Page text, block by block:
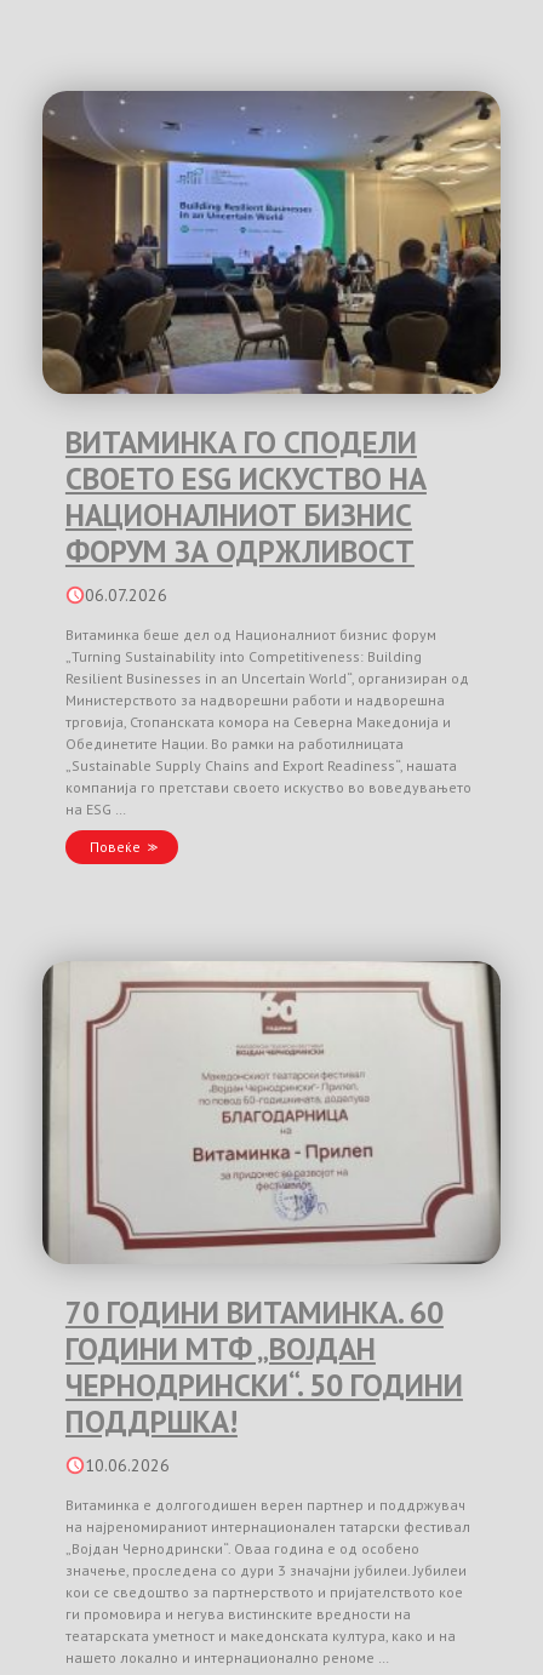
ВИТАМИНКА ГО СПОДЕЛИ
СВОЕТО ESG ИСКУСТВО НА
НАЦИОНАЛНИОТ БИЗНИС
ФОРУМ ЗА ОДРЖЛИВОСТ
06.07.2026
Витаминка беше дел од Националниот бизнис форум
„Turning Sustainability into Competitiveness: Building
Resilient Businesses in an Uncertain World“, организиран од
Министерството за надворешни работи и надворешна
трговија, Стопанската комора на Северна Македонија и
Обединетите Нации. Во рамки на работилницата
„Sustainable Supply Chains and Export Readiness“, нашата
компанија го претстави своето искуство во воведувањето
на ESG …
Повеќе
70 ГОДИНИ ВИТАМИНКА. 60
ГОДИНИ МТФ „ВОЈДАН
ЧЕРНОДРИНСКИ“. 50 ГОДИНИ
ПОДДРШКА!
10.06.2026
Витаминка е долгогодишен верен партнер и поддржувач
на најреномираниот интернационален татарски фестивал
„Војдан Чернодрински“. Оваа година е од особено
значење, проследена со дури 3 значајни јубилеи. Јубилеи
кои се сведоштво за партнерството и пријателството кое
ги промовира и негува вистинските вредности на
театарската уметност и македонската култура, како и на
нашето локално и интернационално реноме …